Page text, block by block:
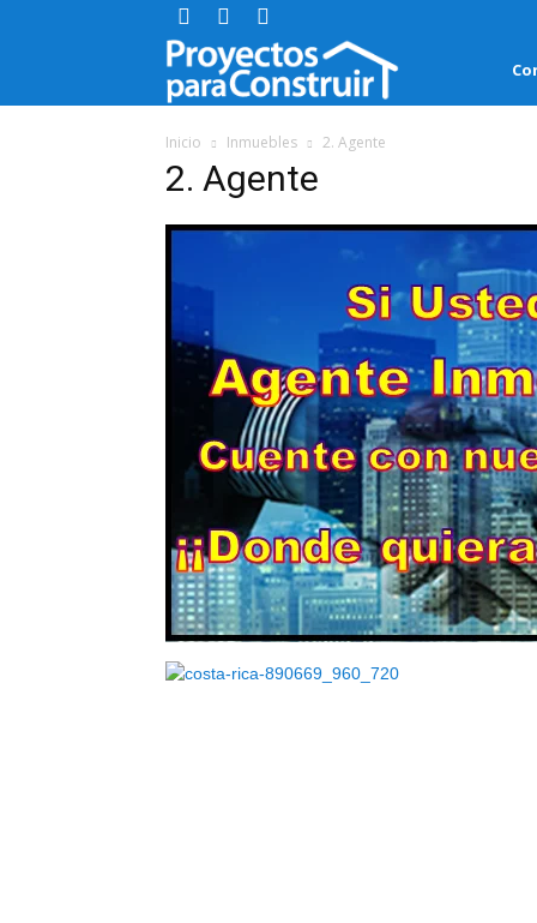
Inicio Inmuebles 2. Agente
2. Agente